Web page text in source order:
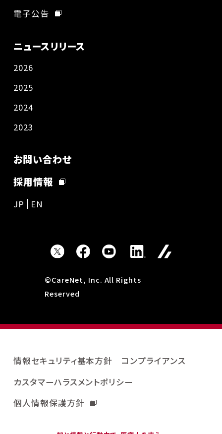
電子公告
ニュースリリース
2026
2025
2024
2023
お問い合わせ
採用情報
JP EN
©CareNet, Inc. All Rights
Reserved
情報セキュリティ基本方針
コンプライアンス
カスタマーハラスメントポリシー
個人情報保護方針